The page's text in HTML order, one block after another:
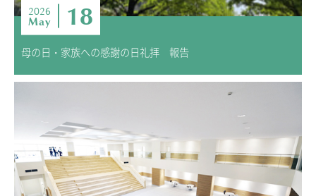
2026
May 18
母の日・家族への感謝の日礼拝 報告